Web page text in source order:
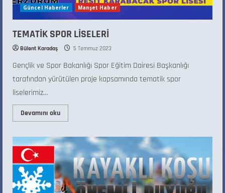
Güncel Haberler Manşet Haber
TEMATİK SPOR LİSELERİ
Bülent Karadaş 5 Temmuz 2023
Gençlik ve Spor Bakanlığı Spor Eğitim Dairesi Başkanlığı
tarafından yürütülen proje kapsamında tematik spor
liselerimiz…
Devamını oku